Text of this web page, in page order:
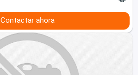
Contactar ahora